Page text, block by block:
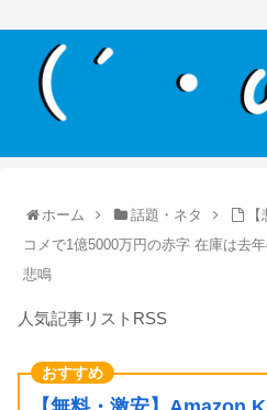
ホーム 話題・ネタ
コメで1億5000万円の赤字 在庫は去
悲鳴
人気記事リストRSS